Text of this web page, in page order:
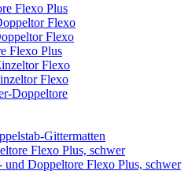
Flexo Plus
Flexo
Flexo
Flexo Plus
Flexo
Flexo
Doppeltore
Gittermatten
Flexo Plus, schwer
Doppeltore Flexo Plus, schwer